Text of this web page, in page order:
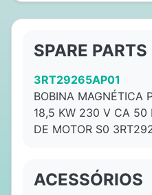
SPARE PARTS
3RT29265AP01
BOBINA MAGNÉTICA
18,5 KW 230 V CA 50
DE MOTOR S0
ACESSÓRIOS